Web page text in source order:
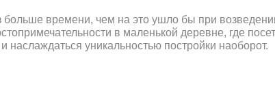
больше времени, чем на это ушло бы при
в маленькой деревне, где
уникальностью постройки наоборот.